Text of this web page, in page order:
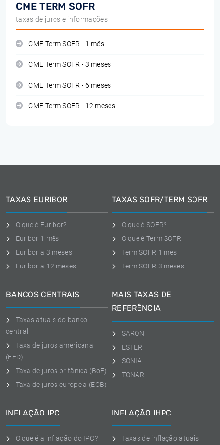
CME TERM SOFR
taxas de juros e informações
CME Term SOFR - 1 mês
CME Term SOFR - 3 meses
CME Term SOFR - 6 meses
CME Term SOFR - 12 meses
TAXAS EURIBOR
O que é Euribor?
Euribor 1 mês
Euribor a 3 meses
Euribor a 12 meses
TAXAS SOFR/TERM SOFR
O que é SOFR?
O que é Term SOFR
Term SOFR 1 mes
Term SOFR 3 meses
BANCOS CENTRAIS
Taxas atuais do banco
central
Taxa de juros americana
(FED)
Taxa de juros britânica (BoE)
Taxa de juros europeia (ECB)
MAIS TAXAS DE
REFERÊNCIA
SARON
ESTER
SONIA
TONAR
INFLAÇÃO IPC
O que é a inflação do IPC?
INFLAÇÃO IHPC
Taxas de inflação atuais